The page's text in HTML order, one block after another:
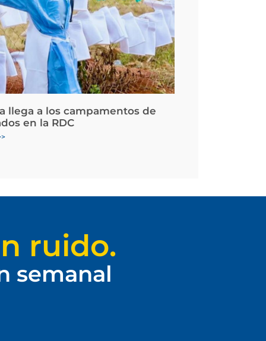
llega a los campamentos de
en la RDC
ruido.
semanal